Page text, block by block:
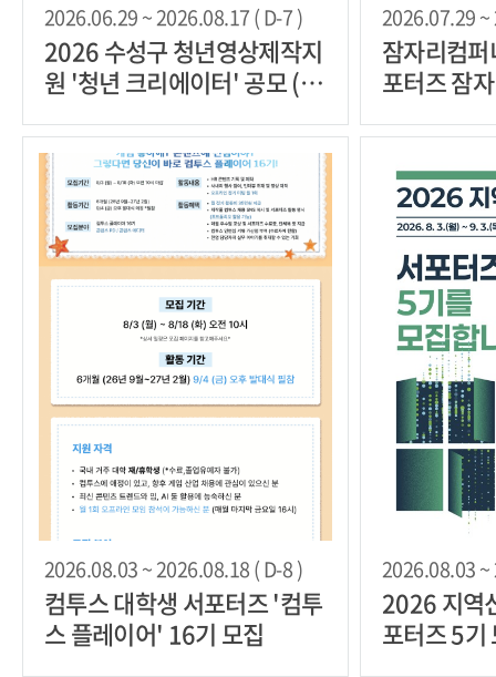
2026.06.29 ~ 2026.08.17 ( D-7 )
2026 수성구 청년영상제작지
원 '청년 크리에이터' 공모 (기
2026.07.29 ~
잠자리컴
포터즈 잠
2026.08.03 ~ 2026.08.18 ( D-8 )
컴투스 대학생 서포터즈 '컴투
스 플레이어' 16기 모집
2026.08.03 ~
2026 지역
포터즈 5기